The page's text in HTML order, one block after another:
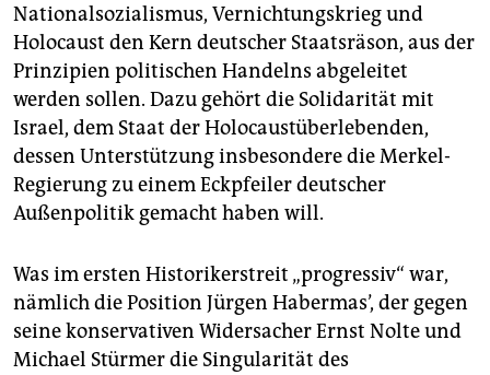
Nationalsozialismus, Vernichtungskrieg und
Holocaust den Kern deutscher Staatsräson, aus der
Prinzipien politischen Handelns abgeleitet
werden sollen. Dazu gehört die Solidarität mit
Israel, dem Staat der Holocaustüberlebenden,
dessen Unterstützung insbesondere die Merkel-
Regierung zu einem Eckpfeiler deutscher
Außenpolitik gemacht haben will.
Was im ersten Historikerstreit „progressiv“ war,
nämlich die Position Jürgen Habermas’, der gegen
seine konservativen Widersacher Ernst Nolte und
Michael Stürmer die Singularität des